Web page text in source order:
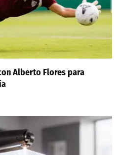
Alberto Flores para